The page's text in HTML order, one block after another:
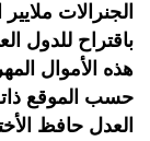
الجنرالات
باقتراح للدول
هذه الأموال
حسب الموقع
العدل حافظ